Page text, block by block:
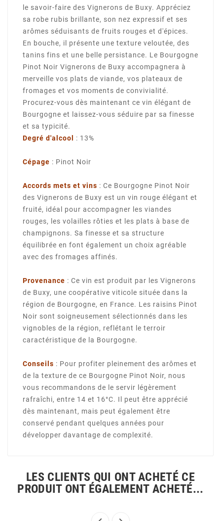
le savoir-faire des Vignerons de Buxy. Appréciez
sa robe rubis brillante, son nez expressif et ses
arômes séduisants de fruits rouges et d'épices.
En bouche, il présente une texture veloutée, des
tanins fins et une belle persistance. Le Bourgogne
Pinot Noir Vignerons de Buxy accompagnera à
merveille vos plats de viande, vos plateaux de
fromages et vos moments de convivialité.
Procurez-vous dès maintenant ce vin élégant de
Bourgogne et laissez-vous séduire par sa finesse
et sa typicité.
Degré d'alcool
: 13%
Cépage : Pinot Noir
Accords mets et vins : Ce Bourgogne Pinot Noir
des Vignerons de Buxy est un vin rouge élégant et
fruité, idéal pour accompagner les viandes
rouges, les volailles rôties et les plats à base de
champignons. Sa finesse et sa structure
équilibrée en font également un choix agréable
avec des fromages affinés.
Provenance : Ce vin est produit par les Vignerons
de Buxy, une coopérative viticole située dans la
région de Bourgogne, en France. Les raisins Pinot
Noir sont soigneusement sélectionnés dans les
vignobles de la région, reflétant le terroir
caractéristique de la Bourgogne.
Conseils : Pour profiter pleinement des arômes et
de la texture de ce Bourgogne Pinot Noir, nous
vous recommandons de le servir légèrement
rafraîchi, entre 14 et 16°C. Il peut être apprécié
dès maintenant, mais peut également être
conservé pendant quelques années pour
développer davantage de complexité.
LES CLIENTS QUI ONT ACHETÉ CE
PRODUIT ONT ÉGALEMENT ACHETÉ...